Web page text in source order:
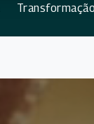
Transformação